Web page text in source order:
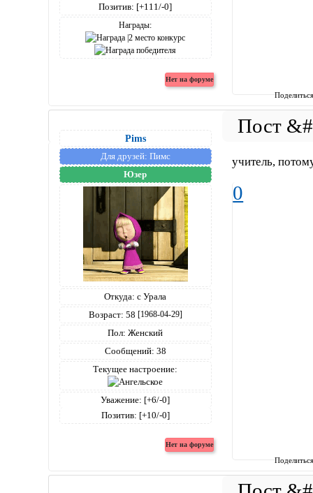
Позитив: [+111/-0]
Награды:
Pims
Для друзей: Пимс
Юзер
Откуда: с Урала
Возраст: 58 [1968-04-29]
Пол: Женский
Сообщений: 38
Текущее настроение:
Уважение: [+6/-0]
Позитив: [+10/-0]
учитель,
0